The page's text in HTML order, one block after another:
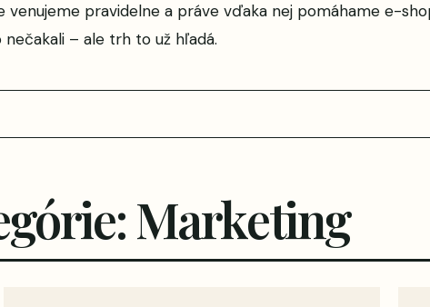
venujeme pravidelne a práve vďaka nej pomáhame e-
– ale trh to už hľadá.
Marketing